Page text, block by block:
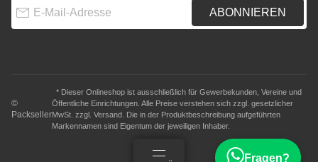
ABONNIEREN
©
Packseller
* Dieser Onlineshop ist ausschließlich für Gewerbekunden, Vereine und
Öffentliche Einrichtungen. Alle Preise verstehen sich zzgl. gesetzlicher
MwSt. zzgl. Versand . Die in der Produktbeschreibung aufgeführten
Markennamen sind Eigentum der jeweiligen Inhaber.
Fragen?